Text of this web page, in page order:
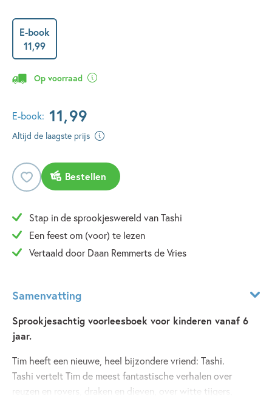
E-book
11,99
Op voorraad
E-book: 11,99
Altijd de laagste prijs
Bestellen
Stap in de sprookjeswereld van Tashi
Een feest om (voor) te lezen
Vertaald door Daan Remmerts de Vries
Samenvatting
Sprookjesachtig voorleesboek voor kinderen vanaf 6
jaar.
Tim heeft een nieuwe, heel bijzondere vriend: Tashi.
Tashi vertelt Tim de meest fantastische verhalen over
reuzen en rovers, draken en dieven, over witte tijgers,